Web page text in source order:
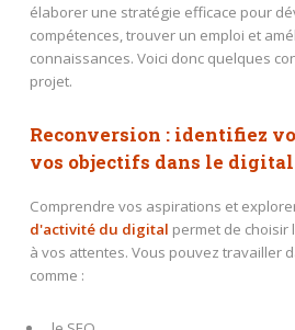
élaborer une stratégie efficace pour
compétences, trouver un emploi et
connaissances. Voici donc quelques
projet.
Reconversion : identifiez
vos objectifs dans le digital
Comprendre vos aspirations et
d'activité du digital permet de
à vos attentes. Vous pouvez travailler
comme :